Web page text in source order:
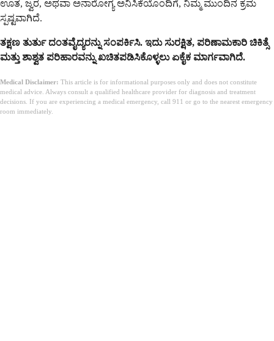
ಊತ, ಜ್ವರ, ಅಥವಾ ಅನಾರೋಗ್ಯ ಅನಿಸಿಕೆಯೊಂದಿಗೆ, ನಿಮ್ಮ ಮುಂದಿನ ಕ್ರಮ
ಸ್ಪಷ್ಟವಾಗಿದೆ.
ತಕ್ಷಣ ತುರ್ತು ದಂತವೈದ್ಯರನ್ನು ಸಂಪರ್ಕಿಸಿ. ಇದು ಸುರಕ್ಷಿತ, ಪರಿಣಾಮಕಾರಿ ಚಿಕಿತ್ಸೆ
ಮತ್ತು ಶಾಶ್ವತ ಪರಿಹಾರವನ್ನು ಖಚಿತಪಡಿಸಿಕೊಳ್ಳಲು ಏಕೈಕ ಮಾರ್ಗವಾಗಿದೆ.
Medical Disclaimer: This article is for informational purposes only and does not constitute
medical advice. Always consult a qualified healthcare provider for diagnosis and treatment
decisions. If you are experiencing a medical emergency, call 911 or go to the nearest emergency
room immediately.